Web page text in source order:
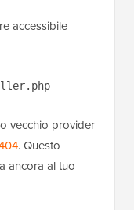
accessibile
vecchio provider
. Questo
ancora al tuo